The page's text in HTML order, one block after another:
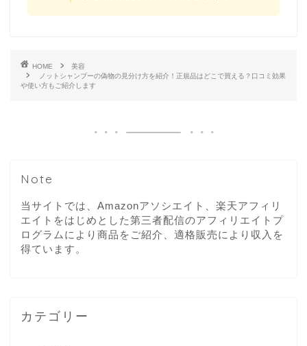
HOME
美容
ノットシャンプーの偽物の見分け方を紹介！正規品はどこで買える？口コミ効果
や使い方もご紹介します
Note
当サイトでは、Amazonアソシエイト、楽天アフィリ
エイトをはじめとした第三者配信のアフィリエイトプ
ログラムにより商品をご紹介、適格販売により収入を
得ています。
カテゴリー